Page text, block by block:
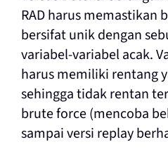
RAD harus memastikan
bersifat unik dengan
variabel-variabel acak.
harus memiliki rentang
sehingga tidak rentan
brute force (mencoba
sampai versi replay